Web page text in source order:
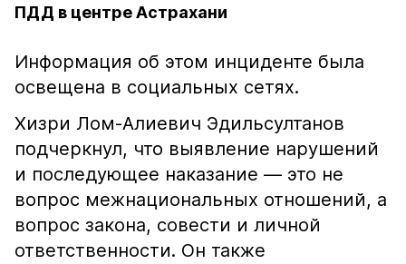
ПДД в центре Астрахани
Информация об этом инциденте была
освещена в социальных сетях.
Хизри Лом-Алиевич Эдильсултанов
подчеркнул, что выявление нарушений
и последующее наказание — это не
вопрос межнациональных отношений, а
вопрос закона, совести и личной
ответственности. Он также